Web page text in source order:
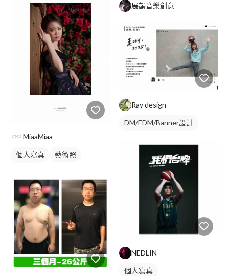
MiaaMiaa
個人寫真
藝術照
展韻音樂創意
Ray design
DM/EDM/Banner設計
NEDLIN
個人寫真